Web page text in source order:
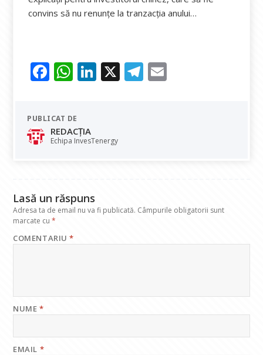
convins să nu renunțe la tranzacția anului…
F
e
b
o
W
at
s
A
Li
dI
X T
PUBLICAT DE
REDACȚIA
Echipa InvesTenergy
Lasă un răspuns
Adresa ta de email nu va fi publicată. Câmpurile obligatorii sunt
marcate cu*
COMENTARIU*
NUME*
EMAIL *